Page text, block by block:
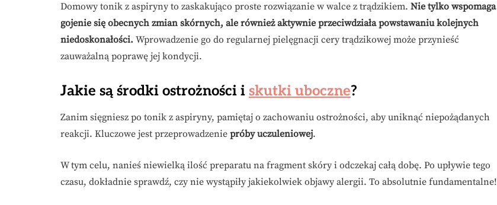
Domowy tonik z aspiryny to zaskakująco proste rozwiązanie w walce z trądzikiem. Nie tylko wspomaga
gojenie się obecnych zmian skórnych, ale również aktywnie przeciwdziała powstawaniu kolejnych
niedoskonałości. Wprowadzenie go do regularnej pielęgnacji cery trądzikowej może przynieść
zauważalną poprawę jej kondycji.
Jakie są środki ostrożności i skutki uboczne?
Zanim sięgniesz po tonik z aspiryny, pamiętaj o zachowaniu ostrożności, aby uniknąć niepożądanych
reakcji. Kluczowe jest przeprowadzenie próby uczuleniowej.
W tym celu, nanieś niewielką ilość preparatu na fragment skóry i odczekaj całą dobę. Po upływie tego
czasu, dokładnie sprawdź, czy nie wystąpiły jakiekolwiek objawy alergii. To absolutnie fundamentalne!